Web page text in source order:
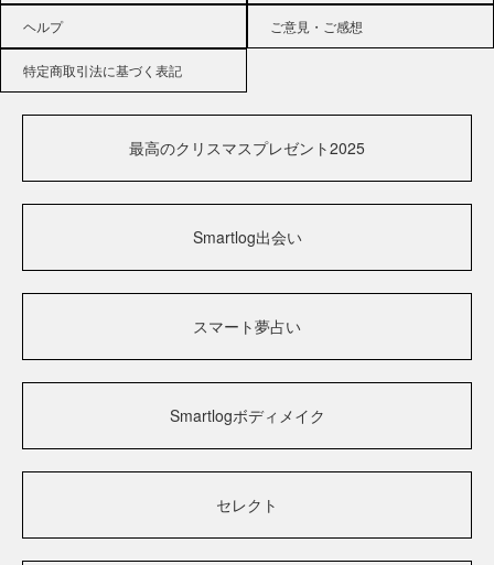
ヘルプ ご意見・ご感想
特定商取引法に基づく表記
最高のクリスマスプレゼント2025
Smartlog出会い
スマート夢占い
Smartlogボディメイク
セレクト